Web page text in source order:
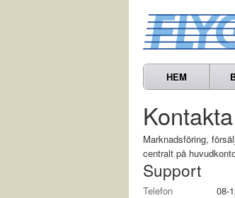
HEM
Marknads­föring,
centralt på
Support
Telefon
08-